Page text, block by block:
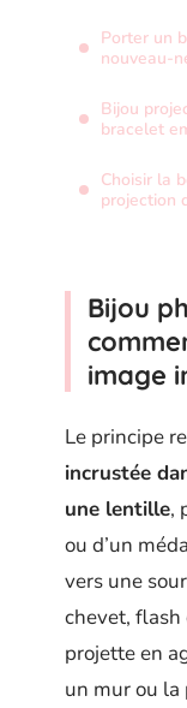
Porter un
nouveau-
Bijou
bracelet
Choisir la
projection
Bijou
image
Le principe
incrustée
une lentille,
ou d’un
vers une
chevet, flash
projette en
un mur ou la